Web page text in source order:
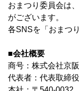
おまつり委員会は
がございます。
各SNSを「おまつ
■会社概要
商号：株式会社京
代表者：代表取